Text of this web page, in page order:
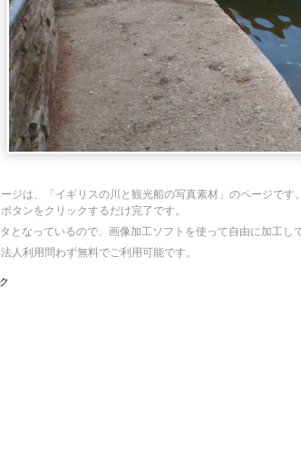
ジは、「イギリスの川と観光船の写真素材」のページで
タンをクリックするだけ完了です。
となっているので、画像加工ソフトを使って自由に加工し
人利用問わず無料でご利用可能です。